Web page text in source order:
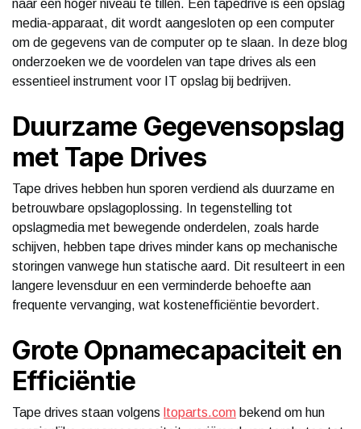
naar een hoger niveau te tillen. Een tapedrive is een opslag
media-apparaat, dit wordt aangesloten op een computer
om de gegevens van de computer op te slaan. In deze blog
onderzoeken we de voordelen van tape drives als een
essentieel instrument voor IT opslag bij bedrijven.
Duurzame Gegevensopslag
met Tape Drives
Tape drives hebben hun sporen verdiend als duurzame en
betrouwbare opslagoplossing. In tegenstelling tot
opslagmedia met bewegende onderdelen, zoals harde
schijven, hebben tape drives minder kans op mechanische
storingen vanwege hun statische aard. Dit resulteert in een
langere levensduur en een verminderde behoefte aan
frequente vervanging, wat kostenefficiëntie bevordert.
Grote Opnamecapaciteit en
Efficiëntie
Tape drives staan volgens ltoparts.com bekend om hun